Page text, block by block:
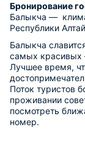
Бронирование
Балыкча —
Республики
Балыкча
самых красивых
Лучшее время,
Поток туристов
проживании
посмотреть
номер.